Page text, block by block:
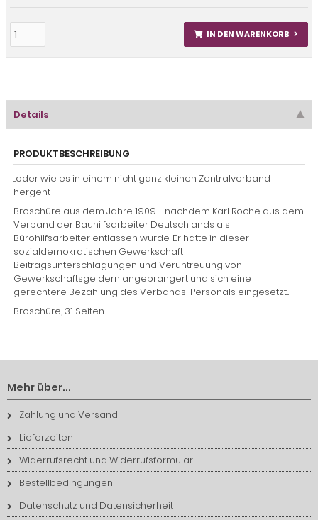
IN DEN WARENKORB
Details
PRODUKTBESCHREIBUNG
...oder wie es in einem nicht ganz kleinen Zentralverband
hergeht
Broschüre aus dem Jahre 1909 - nachdem Karl Roche aus dem
Verband der Bauhilfsarbeiter Deutschlands als
Bürohilfsarbeiter entlassen wurde. Er hatte in dieser
sozialdemokratischen Gewerkschaft
Beitragsunterschlagungen und Veruntreuung von
Gewerkschaftsgeldern angeprangert und sich eine
gerechtere Bezahlung des Verbands-Personals eingesetzt...
Broschüre, 31 Seiten
Mehr über...
Zahlung und Versand
Lieferzeiten
Widerrufsrecht und Widerrufsformular
Bestellbedingungen
Datenschutz und Datensicherheit